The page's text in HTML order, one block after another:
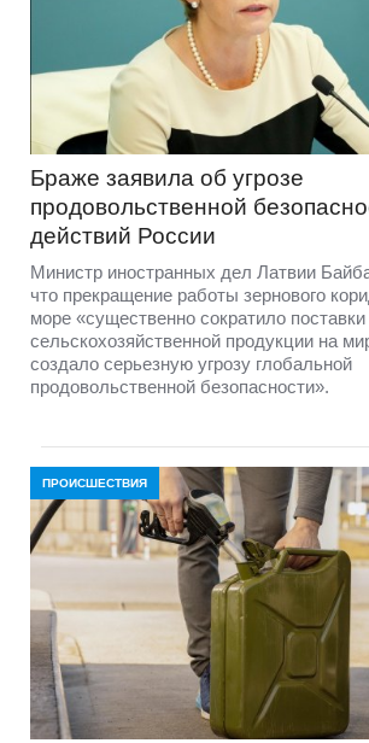
Браже заявила об угрозе
продовольственной
действий России
Министр иностранных дел Латвии
что прекращение работы зернового
море «существенно сократило поставки
сельскохозяйственной продукции на
создало серьезную угрозу глобальной
продовольственной безопасности».
ПРОИСШЕСТВИЯ